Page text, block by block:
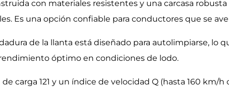
con materiales resistentes y una carcasa
Es una opción confiable para conductores que se
de la llanta está diseñado para autolimpiarse, lo
óptimo en condiciones de lodo.
carga 121 y un índice de velocidad Q (hasta 160 km/